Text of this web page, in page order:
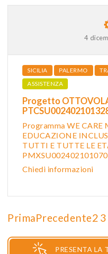
4
SICILIA PALERMO
ASSISTENZA
Progetto
Programma WE CARE
EDUCAZIONE
TUTTI E TUTTE LE
Chiedi informazioni
PrimaPrecedente2 3
PRESENTA LA